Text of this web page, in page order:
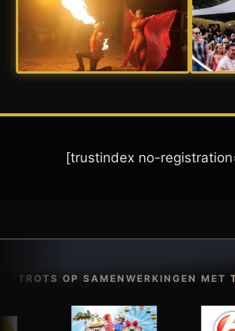
[trustindex no-
TROTS OP SAMENWERKINGEN MET